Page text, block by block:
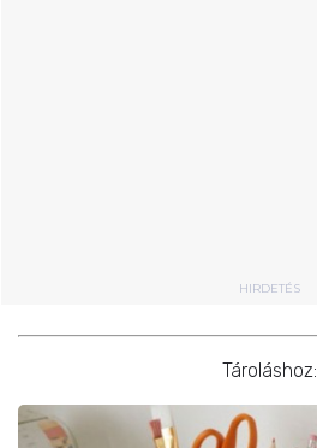
HIRDETÉS
Tároláshoz: